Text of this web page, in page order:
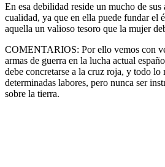
En esa debilidad reside un mucho de
cualidad, ya que en ella puede fundar el
aquella un valioso tesoro que la mujer
COMENTARIOS: Por ello vemos con
armas de guerra en la lucha actual
debe concretarse a la cruz roja, y todo lo
determinadas labores, pero nunca ser
sobre la tierra.